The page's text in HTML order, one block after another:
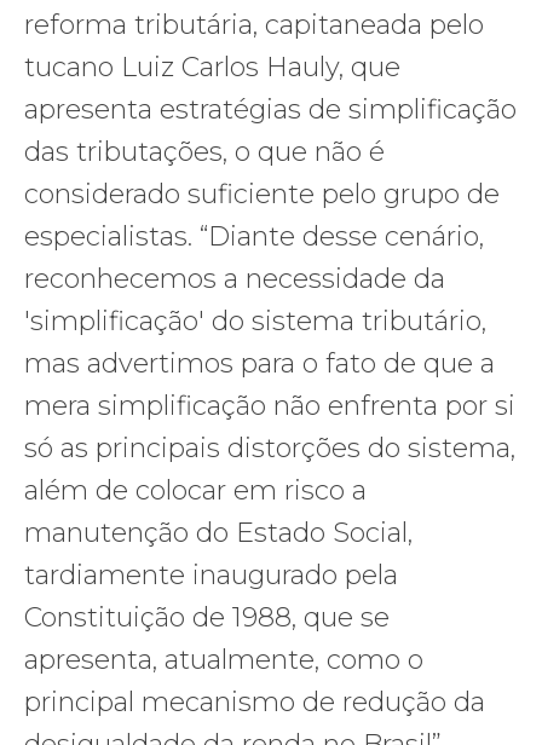
reforma tributária, capitaneada pelo
tucano Luiz Carlos Hauly, que
apresenta estratégias de simplificação
das tributações, o que não é
considerado suficiente pelo grupo de
especialistas. “Diante desse cenário,
reconhecemos a necessidade da
'simplificação' do sistema tributário,
mas advertimos para o fato de que a
mera simplificação não enfrenta por si
só as principais distorções do sistema,
além de colocar em risco a
manutenção do Estado Social,
tardiamente inaugurado pela
Constituição de 1988, que se
apresenta, atualmente, como o
principal mecanismo de redução da